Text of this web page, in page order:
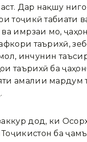
Дар нақшу
тоҷикӣ табиати
имрӯзаи мо,
таърихӣ,
инчунин
таърихӣ ба
амалии мардум
дод, ки
ба